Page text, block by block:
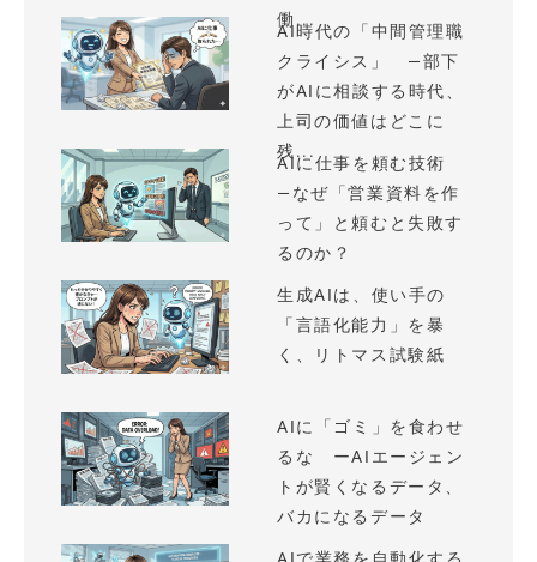
働...
AI時代の「中間管理職
クライシス」 —部下
がAIに相談する時代、
上司の価値はどこに
残...
AIに仕事を頼む技術
—なぜ「営業資料を作
って」と頼むと失敗す
るのか？
生成AIは、使い手の
「言語化能力」を暴
く、リトマス試験紙
AIに「ゴミ」を食わせ
るな ーAIエージェン
トが賢くなるデータ、
バカになるデータ